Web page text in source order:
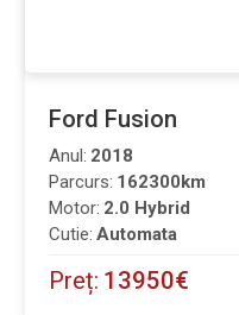
Ford Fusion
Parcurs: 162300km
Anul: 2018
Motor: 2.0 Hybrid
Cutie: Automata
Preț: 13950€